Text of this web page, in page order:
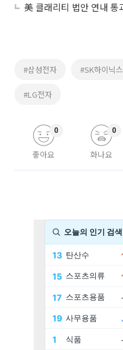
#삼성전자 #SK하이닉스
#LG전자
좋아요
0
화나요
0